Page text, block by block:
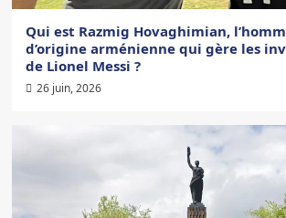
Qui est Razmig Hovaghimian,
d’origine arménienne qui gère les
de Lionel Messi ?
26 juin, 2026